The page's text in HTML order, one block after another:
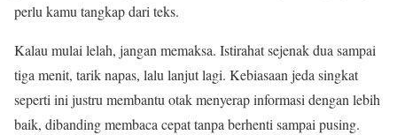
perlu kamu tangkap dari teks.
Kalau mulai lelah, jangan memaksa. Istirahat sejenak dua sampai
tiga menit, tarik napas, lalu lanjut lagi. Kebiasaan jeda singkat
seperti ini justru membantu otak menyerap informasi dengan lebih
baik, dibanding membaca cepat tanpa berhenti sampai pusing.